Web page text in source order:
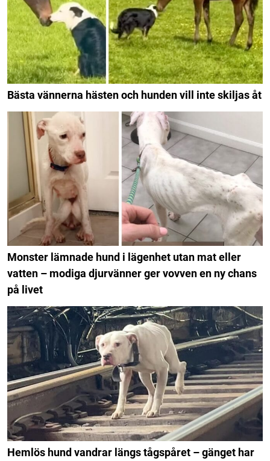
Bästa vännerna hästen och hunden vill inte skiljas åt
Monster lämnade hund i lägenhet utan mat eller
vatten – modiga djurvänner ger vovven en ny chans
på livet
Hemlös hund vandrar längs tågspåret – gänget har